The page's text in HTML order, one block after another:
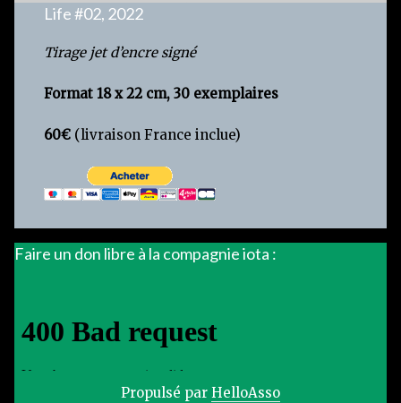
Life #02, 2022
Tirage jet d’encre signé
Format 18 x 22 cm, 30 exemplaires
60€ (livraison France inclue)
Faire un don libre à la compagnie iota :
Propulsé par HelloAsso